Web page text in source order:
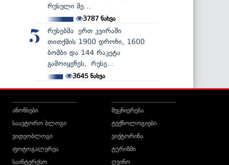
რუსული მე...
3787ნახვა
5
რუსებმა ერთ კვირაში
თითქმის 1900 დრონი, 1600
ბომბი და 144 რაკეტა
გამოიყენეს, რუსე...
3645 ნახვა
ანონსები
საავტორო ბლოგი
ვიდეობლოგი
ფოტოგალერეა
საინტერესო
მეცნიერება
ტექნოლოგიები
ვიქტორინა
ტურიზმი
ღვინო